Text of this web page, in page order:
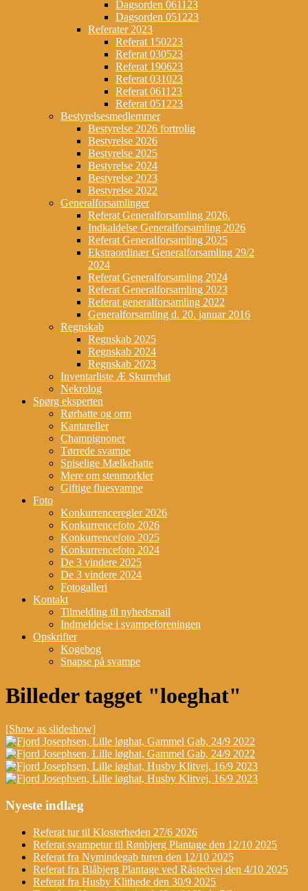
Dagsorden 061123
Dagsorden 051223
Referater 2023
Referat 150223
Referat 030523
Referat 190623
Referat 031023
Referat 061123
Referat 051223
Bestyrelsesmedlemmer
Bestyrelse 2026 fortrolig
Bestyrelse 2026
Bestyrelse 2025
Bestyrelse 2024
Bestyrelse 2023
Bestyrelse 2022
Generalforsamlinger
Referat Generalforsamling 2026.
Indkaldelse Generalforsamling 2026
Referat Generalforsamling 2025
Ekstraordinær Generalforsamling 29/2
2024
Referat Generalforsamling 2024
Referat Generalforsamling 2023
Referat generalforsamling 2022
Generalforsamling d. 20. januar 2016
Regnskab
Regnskab 2025
Regnskab 2024
Regnskab 2023
Inventarliste Æ Skurrehat
Nekrolog
Spørg eksperten
Rørhatte og orm
Kantareller
Champignoner
Tørrede svampe
Spiselige Mælkehatte
Mere om stenmorkler
Giftige fluesvampe
Foto
Konkurrenceregler 2026
Konkurrencefoto 2026
Konkurrencefoto 2025
Konkurrencefoto 2024
De 3 vindere 2025
De 3 vindere 2024
Fotogalleri
Kontakt
Tilmelding til nyhedsmail
Indmeldelse i svampeforeningen
Opskrifter
Kogebog
Snapse på svampe
Billeder tagget "loeghat"
[Show as slideshow]
Nyeste indlæg
Referat tur til Klosterheden 27/6 2026
Referat svampetur til Rønbjerg Plantage den 12/10 2025
Referat fra Nymindegab turen den 12/10 2025
Referat fra Blåbjerg Plantage ved Råstedvej den 4/10 2025
Referat fra Husby Klithede den 30/9 2025